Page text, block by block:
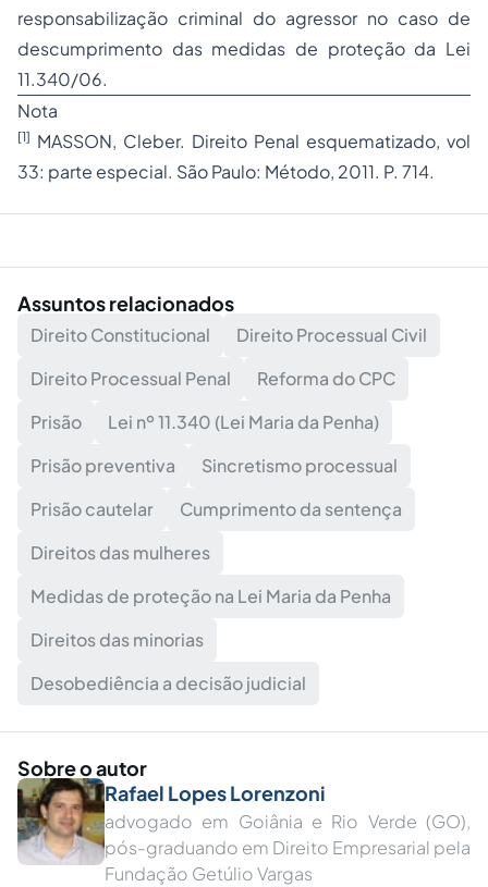
responsabilização criminal do agressor no caso de
descumprimento das medidas de proteção da Lei
11.340/06.
Nota
[1] MASSON, Cleber. Direito Penal esquematizado, vol
33: parte especial. São Paulo: Método, 2011. P. 714.
Assuntos relacionados
Direito Constitucional
Direito Processual Civil
Direito Processual Penal
Reforma do CPC
Prisão
Lei nº 11.340 (Lei Maria da Penha)
Prisão preventiva
Sincretismo processual
Prisão cautelar
Cumprimento da sentença
Direitos das mulheres
Medidas de proteção na Lei Maria da Penha
Direitos das minorias
Desobediência a decisão judicial
Sobre o autor
Rafael Lopes Lorenzoni
advogado em Goiânia e Rio Verde (GO),
pós-graduando em Direito Empresarial pela
Fundação Getúlio Vargas